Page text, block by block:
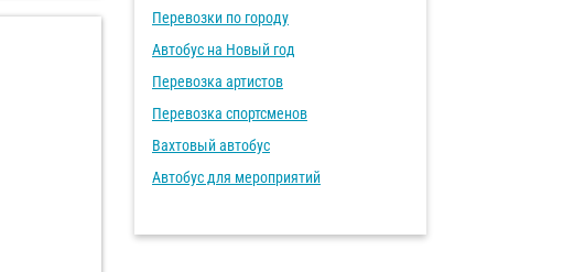
Перевозки по городу
Автобус на Новый год
Перевозка артистов
Перевозка спортсменов
Вахтовый автобус
Автобус для мероприятий